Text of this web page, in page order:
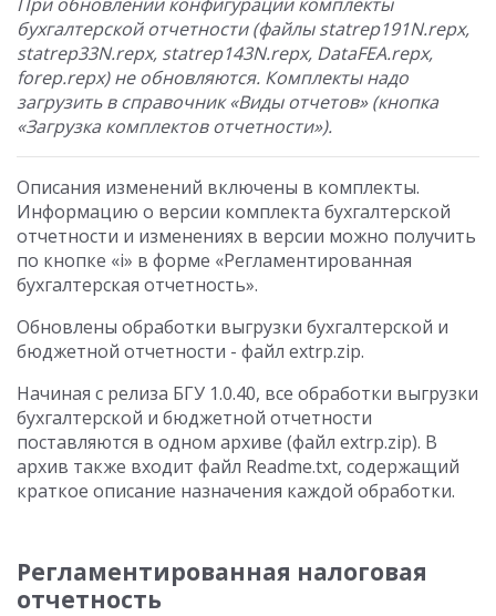
бухгалтерской отчетности (файлы statrep191N.repx,
statrep33N.repx, statrep143N.repx, DataFEA.repx,
forep.repx) не обновляются. Комплекты надо
загрузить в справочник «Виды отчетов» (кнопка
«Загрузка комплектов отчетности»).
Описания изменений включены в комплекты.
Информацию о версии комплекта бухгалтерской
отчетности и изменениях в версии можно получить
по кнопке «i» в форме «Регламентированная
бухгалтерская отчетность».
Обновлены обработки выгрузки бухгалтерской и
бюджетной отчетности - файл extrp.zip.
Начиная с релиза БГУ 1.0.40, все обработки выгрузки
бухгалтерской и бюджетной отчетности
поставляются в одном архиве (файл extrp.zip). В
архив также входит файл Readme.txt, содержащий
краткое описание назначения каждой обработки.
Регламентированная налоговая
отчетность